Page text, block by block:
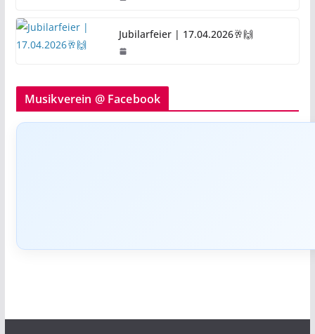
Jubilarfeier | 17.04.2026🥂🙌
Musikverein @ Facebook